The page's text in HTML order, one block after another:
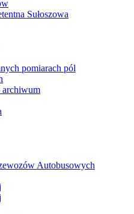
Sułoszowa
pomiarach pól
archiwum
Autobusowych